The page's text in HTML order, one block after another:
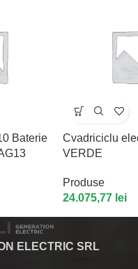
Baterie
Cvadriciclu
VERDE
Produse
24.075,77 lei
ELECTRIC SRL